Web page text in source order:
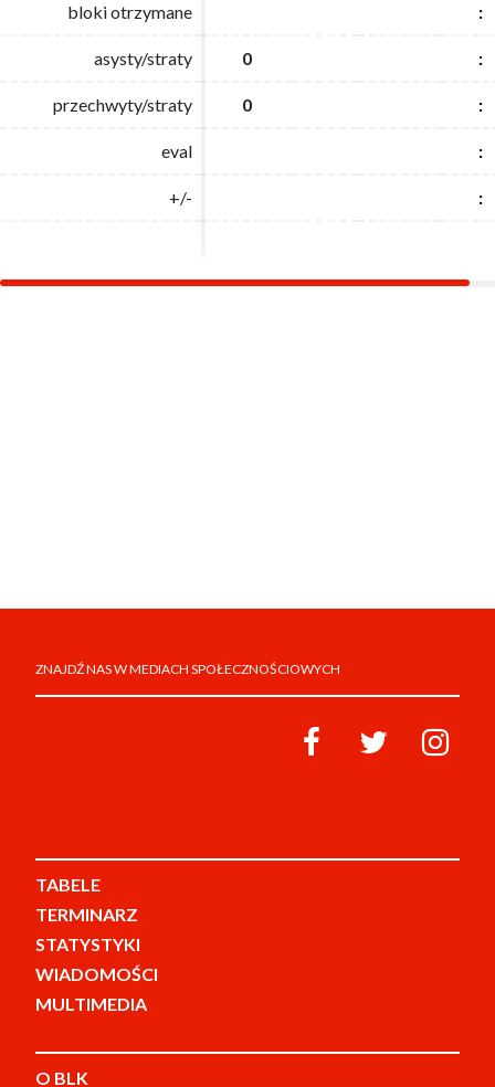
bloki otrzymane :
asysty/straty 0 :
przechwyty/straty 0 :
eval :
+/- :
bloki otrzymane :
asysty/straty 0 :
przechwyty/straty 0 :
eval :
+/- :
ZNAJDŹ NAS W MEDIACH SPOŁECZNOŚCIOWYCH
TABELE
TERMINARZ
STATYSTYKI
WIADOMOŚCI
MULTIMEDIA
O BLK